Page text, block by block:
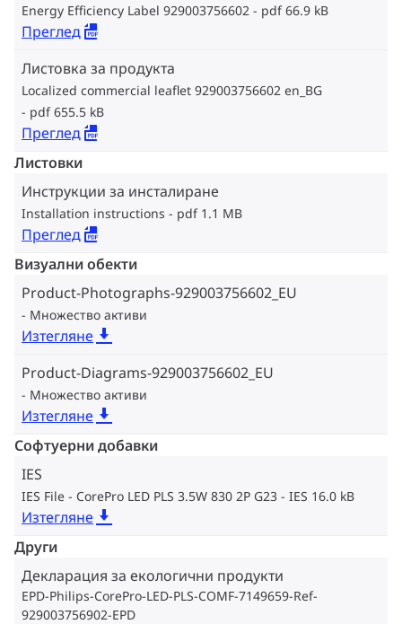
Energy Efficiency Label 929003756602 pdf 66.9 kB
Преглед
Листовка за продукта
Localized commercial leaflet 929003756602 en_BG
pdf 655.5 kB
Преглед
Листовки
Инструкции за инсталиране
Installation instructions pdf 1.1 MB
Преглед
Визуални обекти
Product-Photographs-929003756602_EU
Множество активи
Изтегляне
Product-Diagrams-929003756602_EU
Множество активи
Изтегляне
Софтуерни добавки
IES
IES File - CorePro LED PLS 3.5W 830 2P G23 IES 16.0 kB
Изтегляне
Други
Декларация за екологични продукти
EPD-Philips-CorePro-LED-PLS-COMF-7149659-Ref-
929003756902-EPD